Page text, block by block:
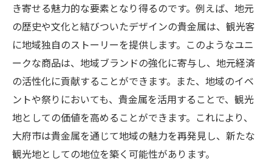
き寄せる魅力的な要素となり得るのです。例えば、地元
の歴史や文化と結びついたデザインの貴金属は、観光客
に地域独自のストーリーを提供します。このようなユニ
ークな商品は、地域ブランドの強化に寄与し、地元経済
の活性化に貢献することができます。また、地域のイベ
ントや祭りにおいても、貴金属を活用することで、観光
地としての価値を高めることができます。これにより、
大府市は貴金属を通じて地域の魅力を再発見し、新たな
観光地としての地位を築く可能性があります。